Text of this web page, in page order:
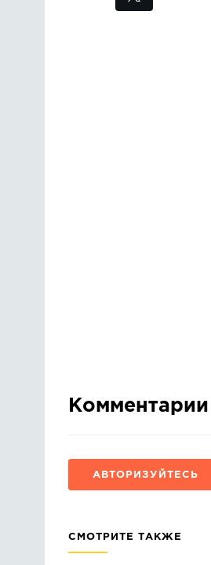
Комментарии
АВТОРИЗУЙТЕСЬ
СМОТРИТЕ ТАКЖЕ